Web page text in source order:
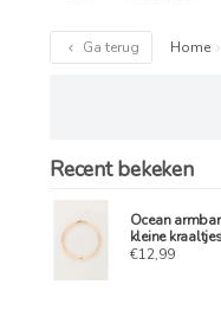
Ga terug Home
Recent bekeken
Ocean
kleine
€12,99